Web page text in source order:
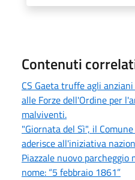
Contenuti
CS Gaeta truffe agli
alle Forze dell'Ordine per
malviventi.
"Giornata del Sì", il
aderisce all'iniziativa
Piazzale nuovo parcheggio
nome: “5 febbraio 1861”